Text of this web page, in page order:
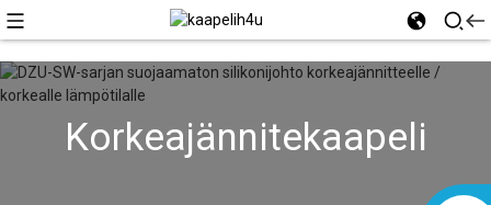
Korkeajännitekaapeli